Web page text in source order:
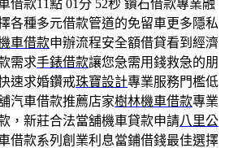
借款11點 01分 52秒 鑽石借款專業融
各種多元借款管道的免留車更多隱私
車借款申辦流程安全額借貸看到經濟
需求手錶借款讓您急需用錢救急的朋
速求婚鑽戒珠寶設計專業服務門檻低
汽車借款推薦店家樹林機車借款專業
，新莊合法當舖機車貸款申請八里公
借款系列創業利息當鋪借錢最佳選擇